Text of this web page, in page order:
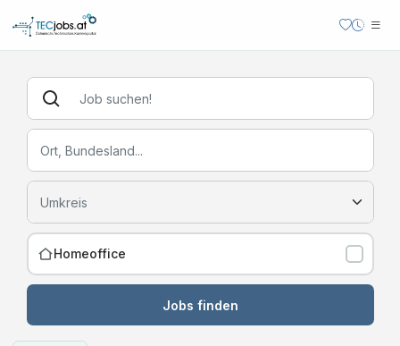
Homeoffice
Jobs finden